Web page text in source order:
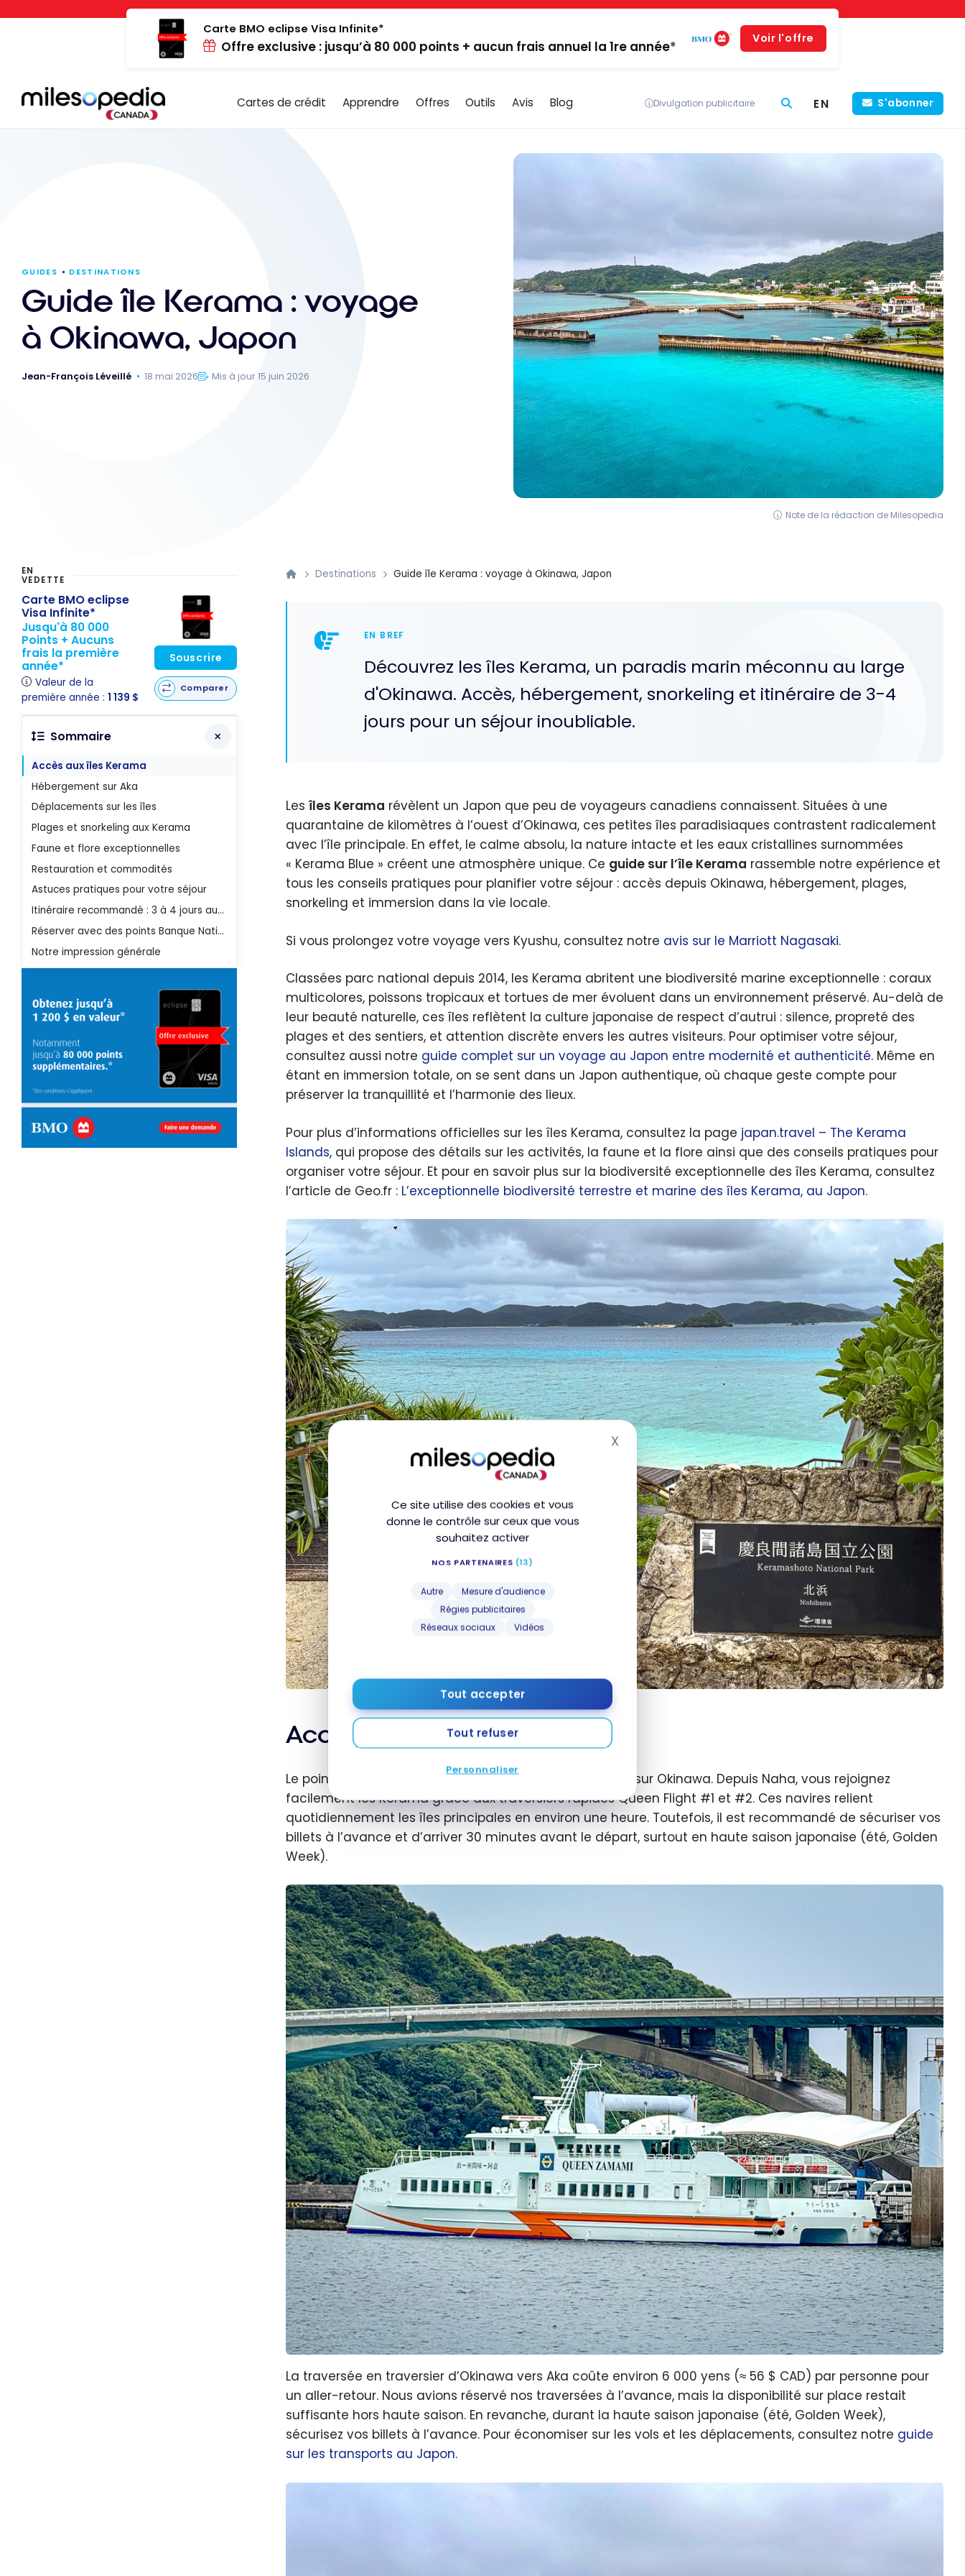
Panneau de gestion des cookies
Ce site utilise des cookies et vous
donne le contrôle sur ceux que vous
souhaitez activer
NOS PARTENAIRES (13)
Autre
Mesure d'audience
Régies publicitaires
Réseaux sociaux
Vidéos
Tout accepter
Tout refuser
Personnaliser
XMasquer le bandeau des cookies
Carte BMO eclipse Visa Infinite*
Offre exclusive : jusqu’à 80 000 points + aucun frais annuel la 1re année*
Voir l'offre
Cartes de crédit Apprendre Offres Outils Avis Blog Divulgation publicitaire EN S'abonner
GUIDES DESTINATIONS
Guide île Kerama : voyage
à Okinawa, Japon
Jean-François Léveillé 18 mai 2026 Mis à jour 15 juin 2026
Note de la rédaction de Milesopedia
Destinations Guide île Kerama : voyage à Okinawa, Japon
EN BREF
Découvrez les îles Kerama, un paradis marin méconnu au large
d'Okinawa. Accès, hébergement, snorkeling et itinéraire de 3-4
jours pour un séjour inoubliable.
Les îles Kerama révèlent un Japon que peu de voyageurs canadiens connaissent. Situées à une
quarantaine de kilomètres à l’ouest d’Okinawa, ces petites îles paradisiaques contrastent radicalement
avec l’île principale. En effet, le calme absolu, la nature intacte et les eaux cristallines surnommées
« Kerama Blue » créent une atmosphère unique. Ce guide sur l’île Kerama rassemble notre expérience et
tous les conseils pratiques pour planifier votre séjour : accès depuis Okinawa, hébergement, plages,
snorkeling et immersion dans la vie locale.
Si vous prolongez votre voyage vers Kyushu, consultez notre avis sur le Marriott Nagasaki.
Classées parc national depuis 2014, les Kerama abritent une biodiversité marine exceptionnelle : coraux
multicolores, poissons tropicaux et tortues de mer évoluent dans un environnement préservé. Au-delà de
leur beauté naturelle, ces îles reflètent la culture japonaise de respect d’autrui : silence, propreté des
plages et des sentiers, et attention discrète envers les autres visiteurs. Pour optimiser votre séjour,
consultez aussi notre guide complet sur un voyage au Japon entre modernité et authenticité. Même en
étant en immersion totale, on se sent dans un Japon authentique, où chaque geste compte pour
préserver la tranquillité et l’harmonie des lieux.
Pour plus d’informations officielles sur les îles Kerama, consultez la page japan.travel – The Kerama
Islands, qui propose des détails sur les activités, la faune et la flore ainsi que des conseils pratiques pour
organiser votre séjour. Et pour en savoir plus sur la biodiversité exceptionnelle des îles Kerama, consultez
l’article de Geo.fr : L’exceptionnelle biodiversité terrestre et marine des îles Kerama, au Japon.
Accès aux îles Kerama
Le point d’entrée reste l’aéroport international de Naha, sur Okinawa. Depuis Naha, vous rejoignez
facilement les Kerama grâce aux traversiers rapides Queen Flight #1 et #2. Ces navires relient
quotidiennement les îles principales en environ une heure. Toutefois, il est recommandé de sécuriser vos
billets à l’avance et d’arriver 30 minutes avant le départ, surtout en haute saison japonaise (été, Golden
Week).
La traversée en traversier d’Okinawa vers Aka coûte environ 6 000 yens (≈ 56 $ CAD) par personne pour
un aller-retour. Nous avions réservé nos traversées à l’avance, mais la disponibilité sur place restait
suffisante hors haute saison. En revanche, durant la haute saison japonaise (été, Golden Week),
sécurisez vos billets à l’avance. Pour économiser sur les vols et les déplacements, consultez notre guide
sur les transports au Japon.
EN
VEDETTE
Carte BMO eclipse
Visa Infinite*
Jusqu'à 80 000
Points + Aucuns
frais la première
année*
Valeur de la
première année : 1 139 $
Souscrire
Comparer
Sommaire
Accès aux îles Kerama
Hébergement sur Aka
Déplacements sur les îles
Plages et snorkeling aux Kerama
Faune et flore exceptionnelles
Restauration et commodités
Astuces pratiques pour votre séjour
Itinéraire recommandé : 3 à 4 jours aux Kerama
Réserver avec des points Banque Nationale
Notre impression générale